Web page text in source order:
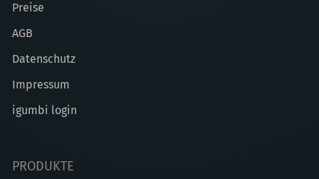
Preise
AGB
Datenschutz
Impressum
igumbi login
PRODUKTE